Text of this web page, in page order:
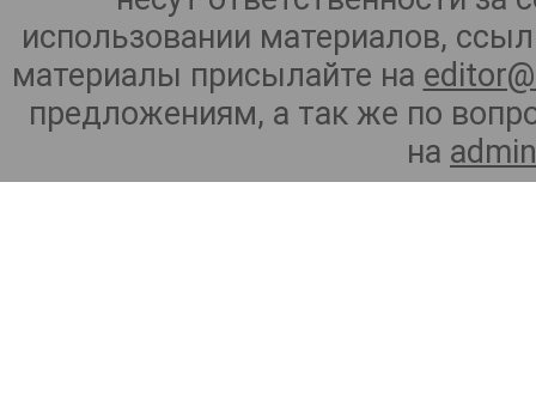
использовании материалов,
материалы присылайте на
предложениям, а так же по
на